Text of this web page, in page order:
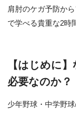
肩肘のケガ予防か
で学べる貴重な2時
【はじめに
必要なのか？
少年野球・中学野